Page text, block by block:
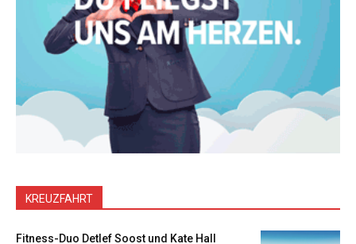
KREUZFAHRT
Fitness-Duo Detlef Soost und Kate Hall